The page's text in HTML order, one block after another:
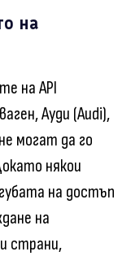
на
на API
Ауди (Audi),
могат да го
някои
на достъп
на
страни,